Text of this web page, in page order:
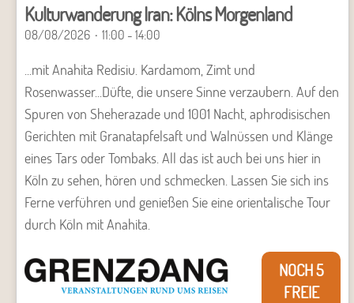
Kulturwanderung Iran: Kölns Morgenland
08/08/2026 11:00 - 14:00
...mit Anahita Redisiu. Kardamom, Zimt und
Rosenwasser...Düfte, die unsere Sinne verzaubern. Auf den
Spuren von Sheherazade und 1001 Nacht, aphrodisischen
Gerichten mit Granatapfelsaft und Walnüssen und Klänge
eines Tars oder Tombaks. All das ist auch bei uns hier in
Köln zu sehen, hören und schmecken. Lassen Sie sich ins
Ferne verführen und genießen Sie eine orientalische Tour
durch Köln mit Anahita.
NOCH 5
FREIE